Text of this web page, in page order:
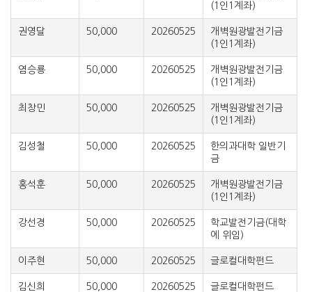
(1인1계좌)
권영달 50,000 20260525
개벽원광발전기금
(1인1계좌)
염승룡 50,000 20260525
개벽원광발전기금
(1인1계좌)
최창민 50,000 20260525
개벽원광발전기금
(1인1계좌)
김성철 50,000 20260525
한의과대학 일반기
금
홍석훈 50,000 20260525
개벽원광발전기금
(1인1계좌)
강선경 50,000 20260525
학교발전기금(대학
에 위임)
이주현 50,000 20260525 글로컬대학펀드
김신희 50,000 20260525 글로컬대학펀드